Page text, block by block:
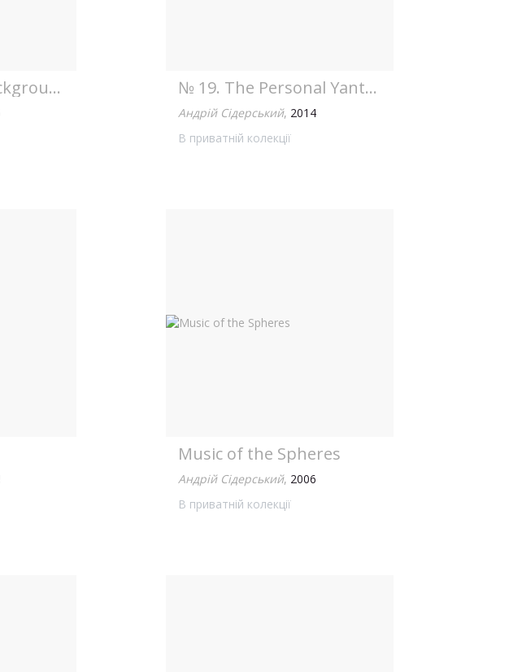
The Pyramidal Background... № 19. The Personal Yantr...
Андрій Сідерський, 2014
В приватній колекції
Music of the Spheres
Андрій Сідерський, 2006
В приватній колекції